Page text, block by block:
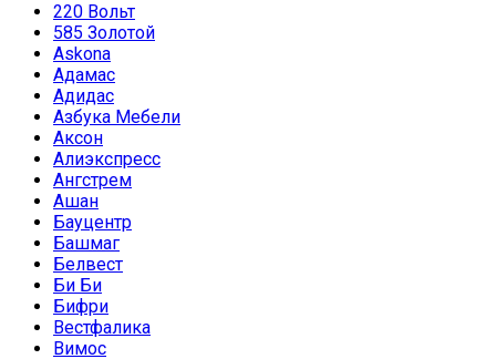
220 Вольт
585 Золотой
Askona
Адамас
Адидас
Азбука Мебели
Аксон
Алиэкспресс
Ангстрем
Ашан
Бауцентр
Башмаг
Белвест
Би Би
Бифри
Вестфалика
Вимос